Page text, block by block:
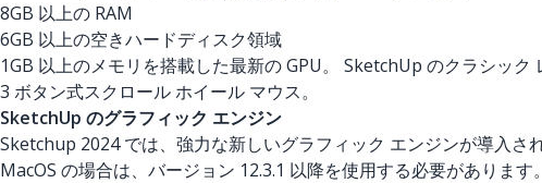
8GB 以上の RAM
6GB 以上の空きハードディスク領域
1GB 以上のメモリを搭載した最新の GPU。 SketchUp のクラシック
3 ボタン式スクロール ホイール マウス。
SketchUp のグラフィック エンジン
Sketchup 2024 では、強力な新しいグラフィック エンジンが導入さ
MacOS の場合は、バージョン 12.3.1 以降を使用する必要がありま